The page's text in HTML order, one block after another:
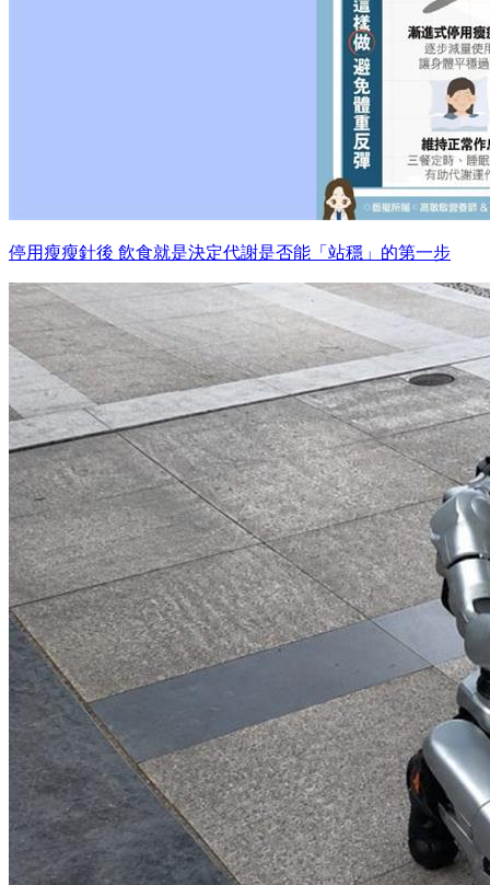
停用瘦瘦針後 飲食就是決定代謝是否能「站穩」的第一步